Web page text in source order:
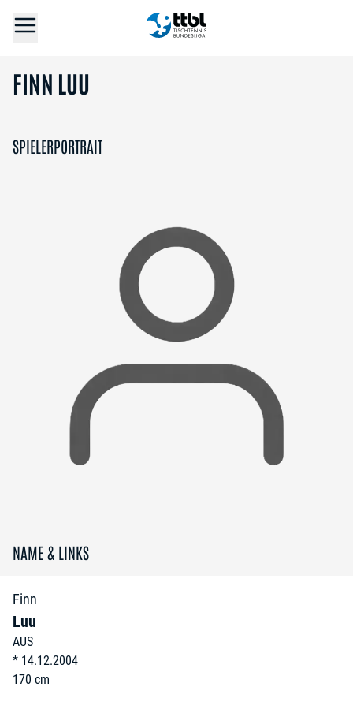
FINN LUU
SPIELERPORTRAIT
NAME & LINKS
Finn
Luu
AUS
* 14.12.2004
170 cm